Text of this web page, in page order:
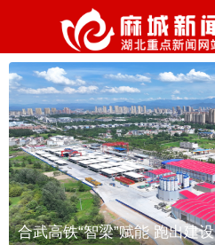
合武高铁“智梁”赋能 跑出建设